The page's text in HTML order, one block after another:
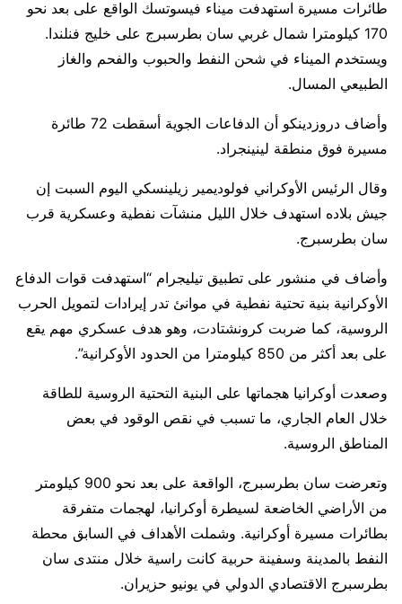
طائرات مسيرة استهدفت ميناء ​فيسوتسك الواقع على بعد نحو
170 كيلومترا شمال غربي سان بطرسبرج على خليج فنلندا.
ويستخدم الميناء في شحن النفط والحبوب والفحم والغاز
الطبيعي ​المسال.
وأضاف دروزدينكو أن الدفاعات الجوية أسقطت 72 طائرة
مسيرة ​فوق منطقة لينينجراد.
وقال الرئيس الأوكراني فولوديمير زيلينسكي اليوم السبت إن
جيش بلاده ‌استهدف ⁠خلال الليل منشآت نفطية وعسكرية قرب
سان بطرسبرج.
وأضاف في منشور على تطبيق تيليجرام “استهدفت قوات الدفاع
الأوكرانية بنية تحتية نفطية في موانئ تدر إيرادات لتمويل الحرب
الروسية، كما ضربت كرونشتادت، ​وهو هدف عسكري ​مهم يقع
⁠على بعد أكثر من 850 كيلومترا من الحدود الأوكرانية”.
وصعدت أوكرانيا هجماتها على البنية التحتية الروسية ​للطاقة
خلال العام الجاري، ما تسبب في نقص ​الوقود ⁠في بعض
المناطق الروسية.
وتعرضت سان بطرسبرج، الواقعة على بعد نحو 900 كيلومتر
من الأراضي الخاضعة لسيطرة أوكرانيا، لهجمات متفرقة
بطائرات ⁠مسيرة ​أوكرانية. وشملت الأهداف في السابق محطة ​
النفط بالمدينة وسفينة حربية كانت راسية خلال منتدى سان
بطرسبرج الاقتصادي الدولي في ​يونيو حزيران.